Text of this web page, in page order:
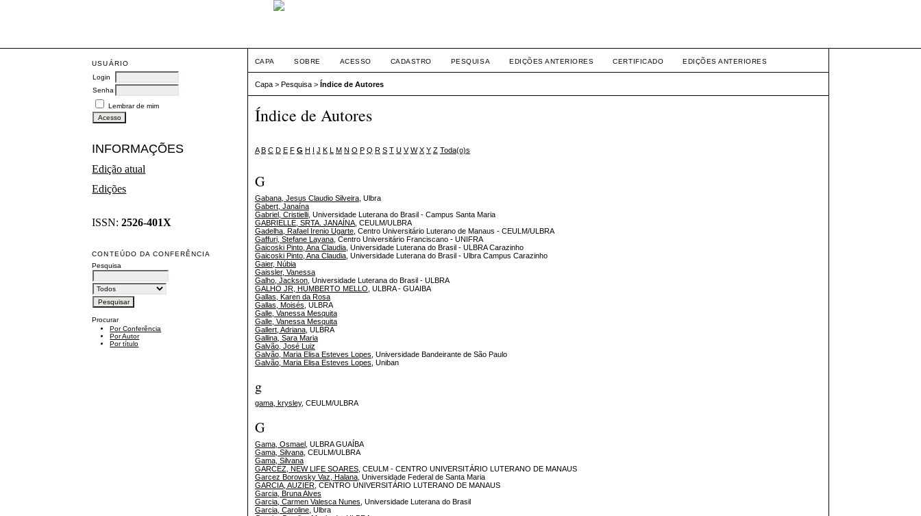
USUÁRIO
Login
Senha
Lembrar de mim
INFORMAÇÕES
Edição atual
Edições
ISSN:2526-401X
CONTEÚDO DA CONFERÊNCIA
Pesquisa
Procurar
Por Conferência
Por Autor
Por título
CAPA SOBRE ACESSO CADASTRO PESQUISA EDIÇÕES ANTERIORES CERTIFICADO EDIÇÕES ANTERIORES
Capa> Pesquisa> Índice de Autores
Índice de Autores
A B C D E F G H I J K L M N O P Q R S T U V W X Y Z Toda(o)s
G
Gabana, Jesus Claudio Silveira, Ulbra
Gabert, Janaína
Gabriel, Cristielli, Universidade Luterana do Brasil - Campus Santa Maria
GABRIELLE, SRTA. JANAÍNA, CEULM/ULBRA
Gadelha, Rafael Irenio Ugarte, Centro Universitário Luterano de Manaus - CEULM/ULBRA
Gaffuri, Stefane Layana, Centro Universitário Franciscano - UNIFRA
Gaicoski Pinto, Ana Claudia, Universidade Luterana do Brasil - ULBRA Carazinho
Gaicoski Pinto, Ana Claudia, Universidade Luterana do Brasil - Ulbra Campus Carazinho
Gaier, Núbia
Gaissler, Vanessa
Galho, Jackson, Universidade Luterana do Brasil - ULBRA
GALHO JR, HUMBERTO MELLO , ULBRA - GUAIBA
Gallas, Karen da Rosa
Gallas, Moisés , ULBRA
Galle, Vanessa Mesquita
Galle, Vanessa Mesquita
Gallert, Adriana, ULBRA
Gallina, Sara Maria
Galvão, José Luiz
Galvão, Maria Elisa Esteves Lopes , Universidade Bandeirante de São Paulo
Galvão, Maria Elisa Esteves Lopes , Uniban
g
gama, krysley, CEULM/ULBRA
G
Gama, Osmael, ULBRA GUAÍBA
Gama, Silvana, CEULM/ULBRA
Gama, Silvana
GARCEZ, NEW LIFE SOARES, CEULM - CENTRO UNIVERSITÁRIO LUTERANO DE MANAUS
Garcez Borowsky Vaz, Halana, Universidade Federal de Santa Maria
GARCIA, AUZIER, CENTRO UNIVERSITÁRIO LUTERANO DE MANAUS
Garcia, Bruna Alves
Garcia, Carmen Valesca Nunes , Universidade Luterana do Brasil
Garcia, Caroline, Ulbra